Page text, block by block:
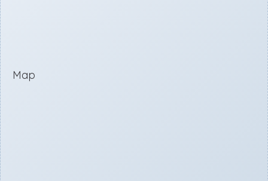
Map